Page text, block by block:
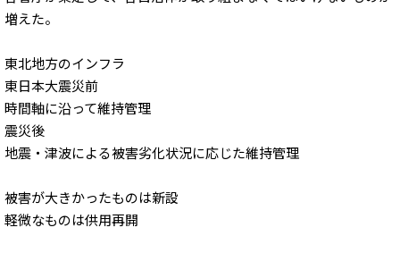
増えた。
東北地方のインフラ
東日本大震災前
時間軸に沿って維持管理
震災後
地震・津波による被害劣化状況に応じた維持管理
被害が大きかったものは新設
軽微なものは供用再開